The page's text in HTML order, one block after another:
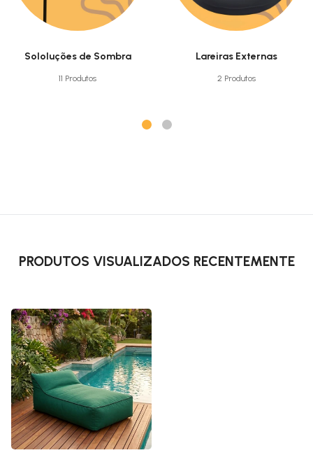
Sololuções de Sombra
11 Produtos
Lareiras Externas
2 Produtos
PRODUTOS VISUALIZADOS RECENTEMENTE